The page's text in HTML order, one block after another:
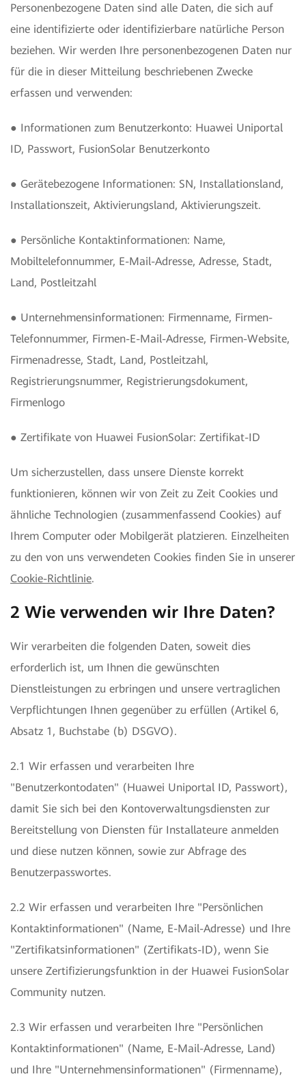
Personenbezogene Daten sind alle Daten, die sich auf
eine identifizierte oder identifizierbare natürliche Person
beziehen. Wir werden Ihre personenbezogenen Daten nur
für die in dieser Mitteilung beschriebenen Zwecke
erfassen und verwenden:
● Informationen zum Benutzerkonto: Huawei Uniportal
ID, Passwort, FusionSolar Benutzerkonto
● Gerätebezogene Informationen: SN, Installationsland,
Installationszeit, Aktivierungsland, Aktivierungszeit.
● Persönliche Kontaktinformationen: Name,
Mobiltelefonnummer, E-Mail-Adresse, Adresse, Stadt,
Land, Postleitzahl
● Unternehmensinformationen: Firmenname, Firmen-
Telefonnummer, Firmen-E-Mail-Adresse, Firmen-Website,
Firmenadresse, Stadt, Land, Postleitzahl,
Registrierungsnummer, Registrierungsdokument,
Firmenlogo
● Zertifikate von Huawei FusionSolar: Zertifikat-ID
Um sicherzustellen, dass unsere Dienste korrekt
funktionieren, können wir von Zeit zu Zeit Cookies und
ähnliche Technologien (zusammenfassend Cookies) auf
Ihrem Computer oder Mobilgerät platzieren. Einzelheiten
zu den von uns verwendeten Cookies finden Sie in unserer
Cookie-Richtlinie.
2 Wie verwenden wir Ihre Daten?
Wir verarbeiten die folgenden Daten, soweit dies
erforderlich ist, um Ihnen die gewünschten
Dienstleistungen zu erbringen und unsere vertraglichen
Verpflichtungen Ihnen gegenüber zu erfüllen (Artikel 6,
Absatz 1, Buchstabe (b) DSGVO).
2.1 Wir erfassen und verarbeiten Ihre
"Benutzerkontodaten" (Huawei Uniportal ID, Passwort),
damit Sie sich bei den Kontoverwaltungsdiensten zur
Bereitstellung von Diensten für Installateure anmelden
und diese nutzen können, sowie zur Abfrage des
Benutzerpasswortes.
2.2 Wir erfassen und verarbeiten Ihre "Persönlichen
Kontaktinformationen" (Name, E-Mail-Adresse) und Ihre
"Zertifikatsinformationen" (Zertifikats-ID), wenn Sie
unsere Zertifizierungsfunktion in der Huawei FusionSolar
Community nutzen.
2.3 Wir erfassen und verarbeiten Ihre "Persönlichen
Kontaktinformationen" (Name, E-Mail-Adresse, Land)
und Ihre "Unternehmensinformationen" (Firmenname),